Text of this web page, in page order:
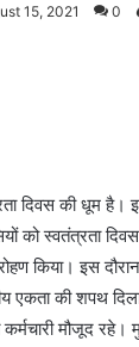
15, 2021 0
दिवस की धूम है।
को स्वतंत्रता
किया। इस
एकता की शपथ
मौजूद रहे।